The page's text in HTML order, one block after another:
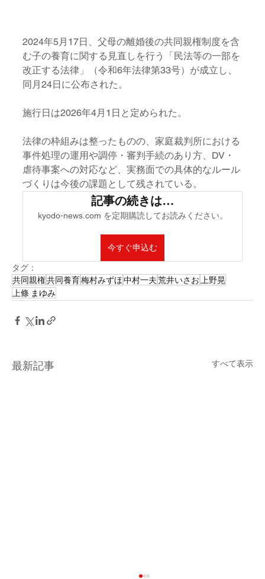
2024年5月17日、父母の離婚後の共同親権制度を含
む子の養育に関する見直しを行う「民法等の一部を
改正する法律」（令和6年法律第33号）が成立し、
同月24日に公布された。
施行日は2026年4月1日と定められた。
法律の枠組みは整ったものの、家庭裁判所における
事件処理の運用や調停・審判手続のあり方、DV・
虐待事案への対応など、実務面での具体的なルール
づくりは今後の課題として残されている。
記事の続きは…
kyodo-news.com を定期購読してお読みください。
今すぐ申込む
タグ：
共同親権共同養育梅村みずほ中村一夫荒井いさお 上野晃
上條 まゆみ
最新記事 すべて表示